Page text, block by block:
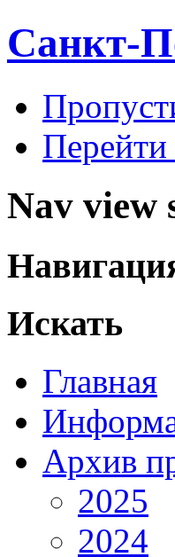
Санкт-
Nav view
Искать
Главная
Архив
2025
2024